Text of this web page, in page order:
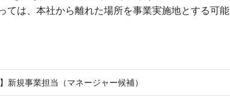
ては、本社から離れた場所を事業実施地とする可能
新規事業担当（マネージャー候補）